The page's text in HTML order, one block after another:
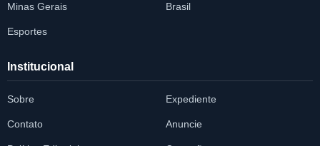
Minas Gerais Brasil
Esportes
Institucional
Sobre Expediente
Contato Anuncie